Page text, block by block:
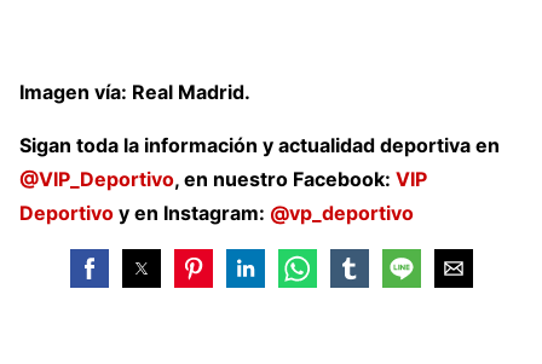
Imagen vía: Real Madrid.
Sigan toda la información y actualidad deportiva en
@VIP_Deportivo, en nuestro Facebook: VIP
Deportivo y en Instagram: @vp_deportivo